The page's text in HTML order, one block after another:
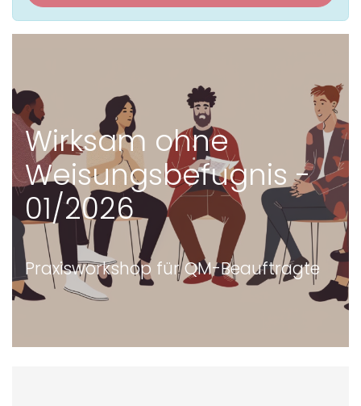
Wirksam ohne
Weisungsbefugnis -
01/2026
Praxisworkshop für QM-Beauftragte